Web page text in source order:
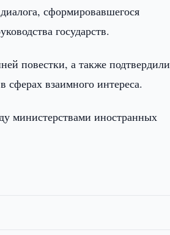
сформировавшегося
государств.
повестки, а также подтвердили
сферах взаимного интереса.
министерствами иностранных